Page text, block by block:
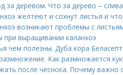
за деревом. Что за дерево – слива
желтеют и сохнут листья и
возникают проблемы с
при выращивании каланхоэ
чем полезны. Дуба кора
Как размножается
после чеснока. Почему важно